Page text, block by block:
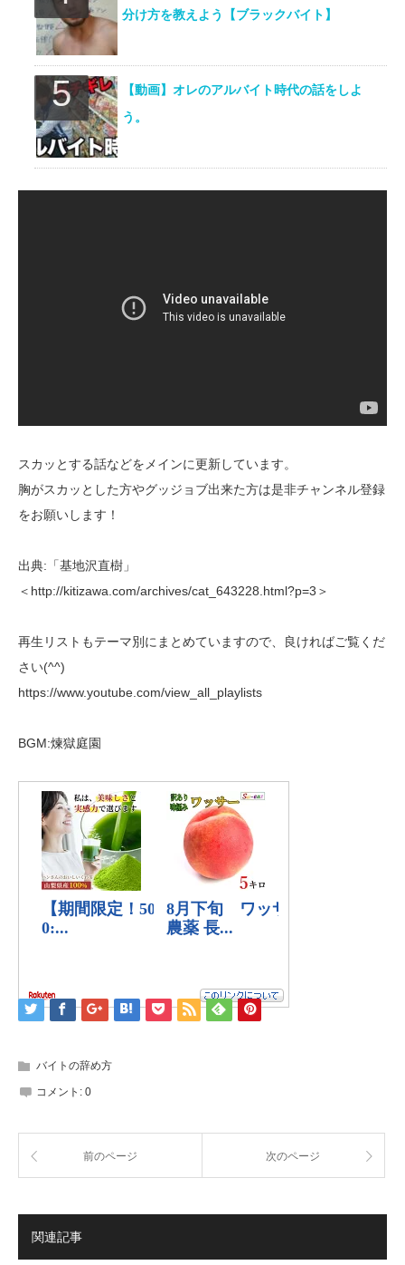
分け方を教えよう【ブラックバイト】
【動画】オレのアルバイト時代の話をしよ
う。
スカッとする話などをメインに更新しています。
胸がスカッとした方やグッジョブ出来た方は是非チャンネル登録
をお願いします！
出典:「基地沢直樹」
＜http://kitizawa.com/archives/cat_643228.html?p=3＞
再生リストもテーマ別にまとめていますので、良ければご覧くだ
さい(^^)
https://www.youtube.com/view_all_playlists
BGM:煉獄庭園
バイトの辞め方
コメント: 0
前のページ 次のページ
関連記事